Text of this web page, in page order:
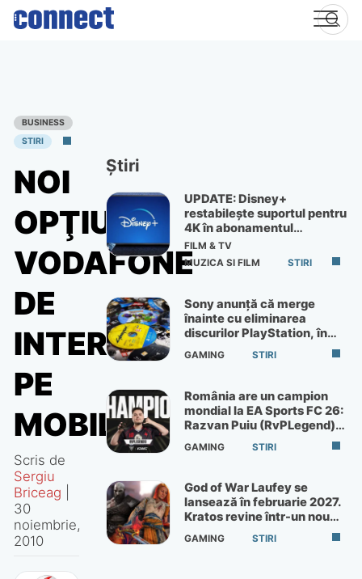
Skip
BUSINESS
STIRI
NOI
OPŢIUNI
VODAFONE
DE
INTERNET
PE
MOBIL
Scris de
Sergiu
Briceag
30
noiembrie,
2010
Știri
UPDATE: Disney+
restabilește suportul pentru
4K în abonamentul
Premium
FILM & TV
MUZICA SI FILM
STIRI
Sony anunță că merge
înainte cu eliminarea
discurilor PlayStation, în
ciuda protestelor
GAMING STIRI
România are un campion
mondial la EA Sports FC 26:
Razvan Puiu (RvPLegend)
câștigă turneul de la Paris
GAMING STIRI
God of War Laufey se
lansează în februarie 2027.
Kratos revine într-un nou
God of War
GAMING STIRI